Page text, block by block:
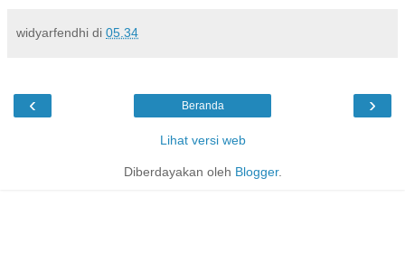
widyarfendhi di 05.34
‹ ›
Beranda
Lihat versi web
Diberdayakan oleh Blogger.